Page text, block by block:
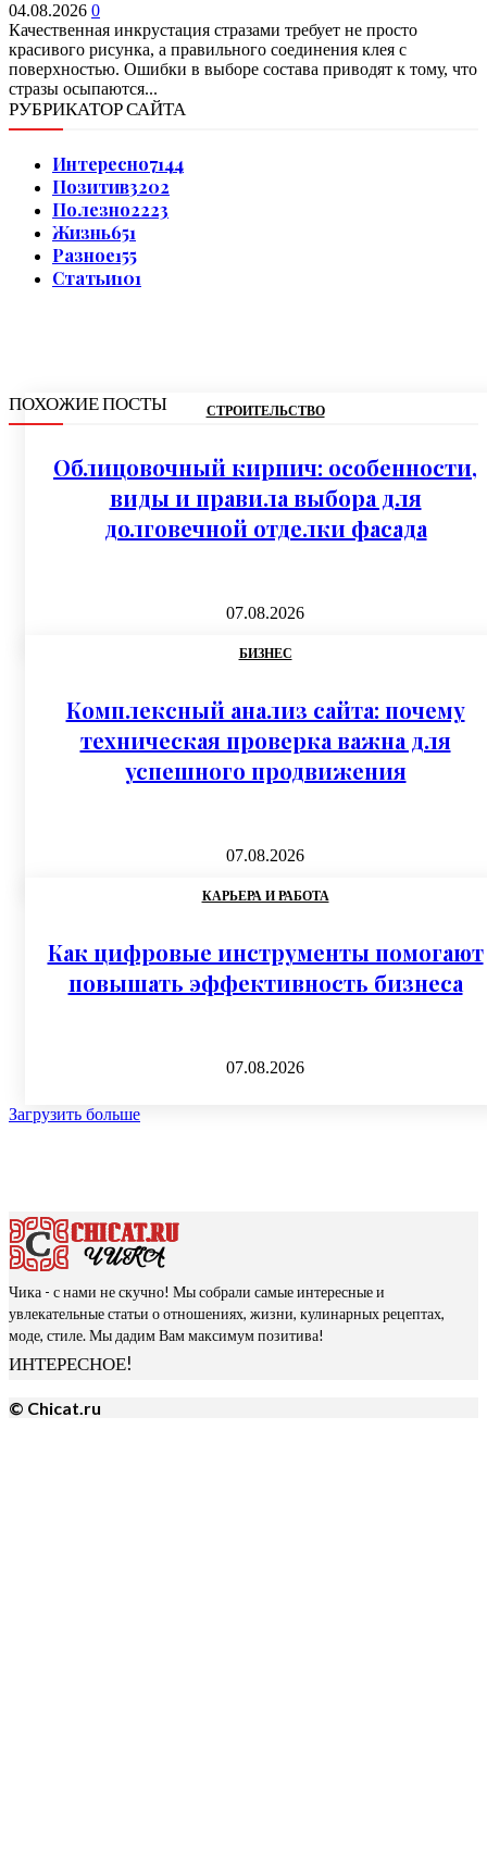
04.08.2026 0
Качественная инкрустация стразами требует не просто
красивого рисунка, а правильного соединения клея с
поверхностью. Ошибки в выборе состава приводят к тому, что
стразы осыпаются...
РУБРИКАТОР САЙТА
Интересно7144
Позитив3202
Полезно2223
Жизнь651
Разное155
Статьи101
ПОХОЖИЕ ПОСТЫ СТРОИТЕЛЬСТВО
Облицовочный кирпич: особенности,
виды и правила выбора для
долговечной отделки фасада
07.08.2026
БИЗНЕС
Комплексный анализ сайта: почему
техническая проверка важна для
успешного продвижения
07.08.2026
КАРЬЕРА И РАБОТА
Как цифровые инструменты помогают
повышать эффективность бизнеса
07.08.2026
Загрузить больше
Чика - с нами не скучно! Мы собрали самые интересные и
увлекательные статьи о отношениях, жизни, кулинарных рецептах,
моде, стиле. Мы дадим Вам максимум позитива!
ИНТЕРЕСНОЕ!
© Chicat.ru